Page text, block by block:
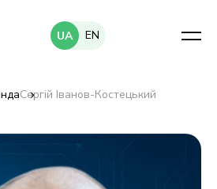
UA EN
Сергій Іванов-Костецький